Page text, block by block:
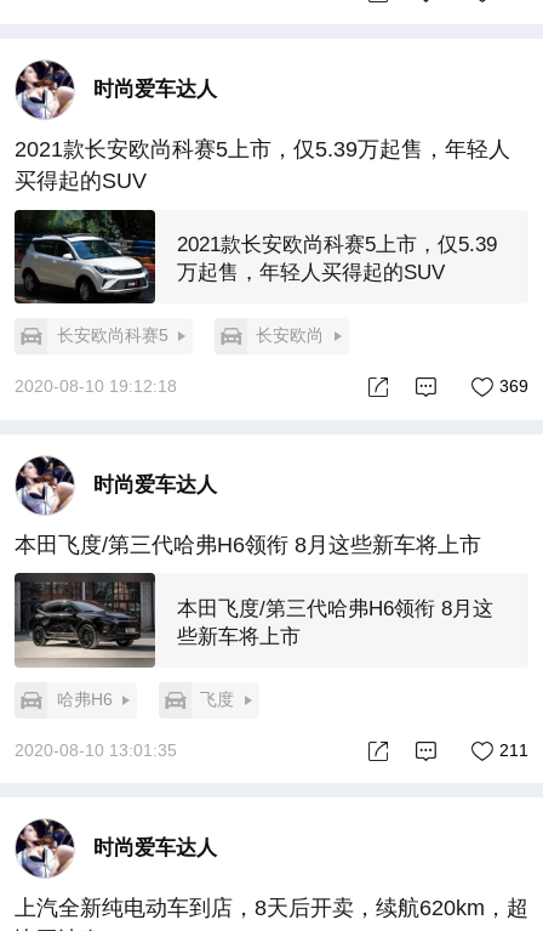
时尚爱车达人
2021款长安欧尚科赛5上市，仅5.39万起售，年轻人
买得起的SUV
2021款长安欧尚科赛5上市，仅5.39
万起售，年轻人买得起的SUV
长安欧尚科赛5 长安欧尚
2020-08-10 19:12:18 369
时尚爱车达人
本田飞度/第三代哈弗H6领衔 8月这些新车将上市
本田飞度/第三代哈弗H6领衔 8月这
些新车将上市
哈弗H6 飞度
2020-08-10 13:01:35 211
时尚爱车达人
上汽全新纯电动车到店，8天后开卖，续航620km，超